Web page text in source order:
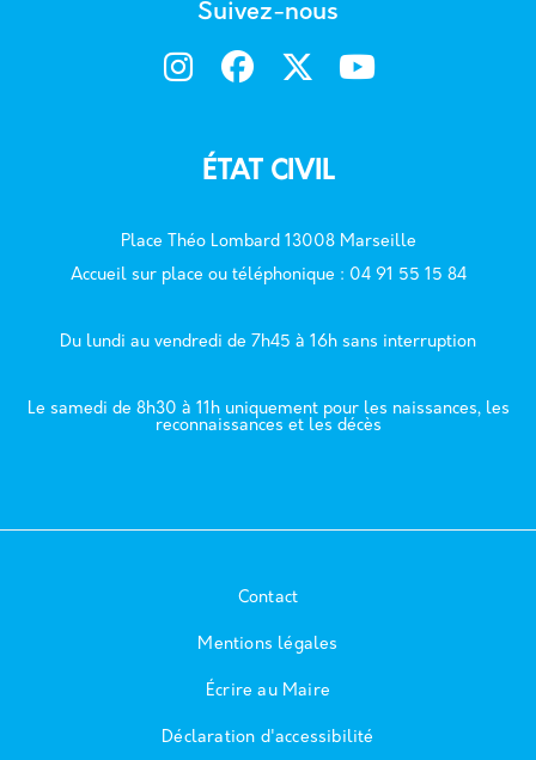
Suivez-nous
ÉTAT CIVIL
Place Théo Lombard 13008 Marseille
Accueil sur place ou téléphonique : 04 91 55 15 84
Du lundi au vendredi de 7h45 à 16h sans interruption
Le samedi de 8h30 à 11h uniquement pour les naissances, les
reconnaissances et les décès
Contact
Mentions légales
Écrire au Maire
Déclaration d'accessibilité